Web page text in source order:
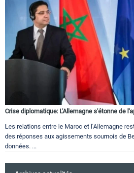
Crise diplomatique: L'Allemagne s'étonne de
Les relations entre le Maroc et l’Allemagne
des réponses aux agissements sournois de
données. ...